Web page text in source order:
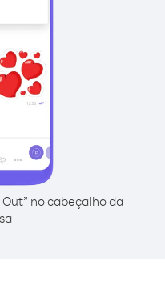
no cabeçalho da